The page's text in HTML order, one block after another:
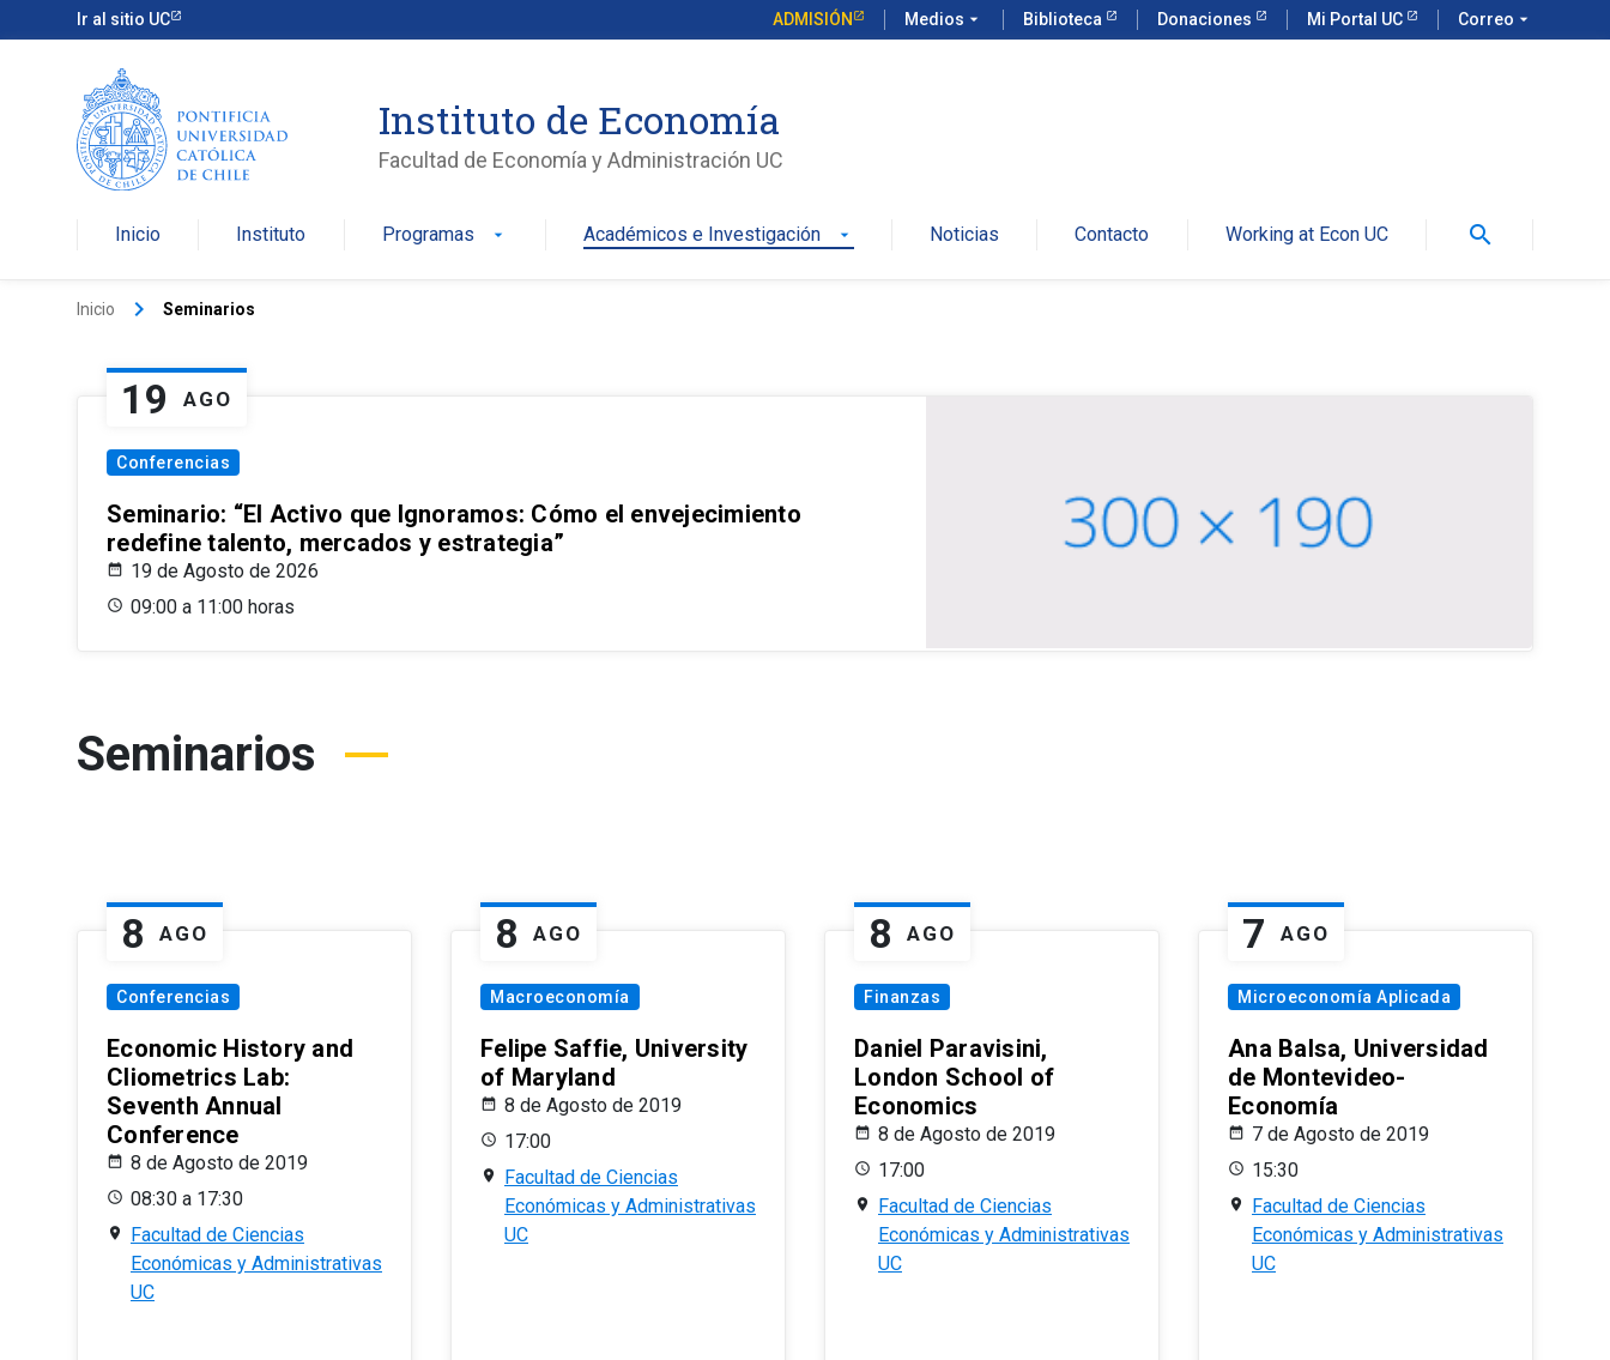
Ir al sitio UC ADMISIÓN Medios arrow_drop_down Biblioteca Donaciones Mi Portal UC Correo arrow_drop_down
Instituto de Economía
Facultad de Economía y Administración UC
Inicio Instituto Programas arrow_drop_down Académicos e Investigación arrow_drop_down Noticias Contacto Working at Econ UC search
Inicio keyboard_arrow_right Seminarios
19 AGO
Conferencias
Seminario: “El Activo que Ignoramos: Cómo el envejecimiento
redefine talento, mercados y estrategia”
19 de Agosto de 2026
09:00 a 11:00 horas
Seminarios
8 AGO
Conferencias
Economic History and
Cliometrics Lab:
Seventh Annual
Conference
8 de Agosto de 2019
08:30 a 17:30
Facultad de Ciencias
Económicas y Administrativas
UC
8 AGO
Macroeconomía
Felipe Saffie, University
of Maryland
8 de Agosto de 2019
17:00
Facultad de Ciencias
Económicas y Administrativas
UC
8 AGO
Finanzas
Daniel Paravisini,
London School of
Economics
8 de Agosto de 2019
17:00
Facultad de Ciencias
Económicas y Administrativas
UC
7 AGO
Microeconomía Aplicada
Ana Balsa, Universidad
de Montevideo-
Economía
7 de Agosto de 2019
15:30
Facultad de Ciencias
Económicas y Administrativas
UC